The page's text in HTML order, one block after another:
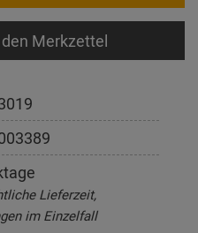
Merkzettel
Lieferzeit,
im Einzelfall